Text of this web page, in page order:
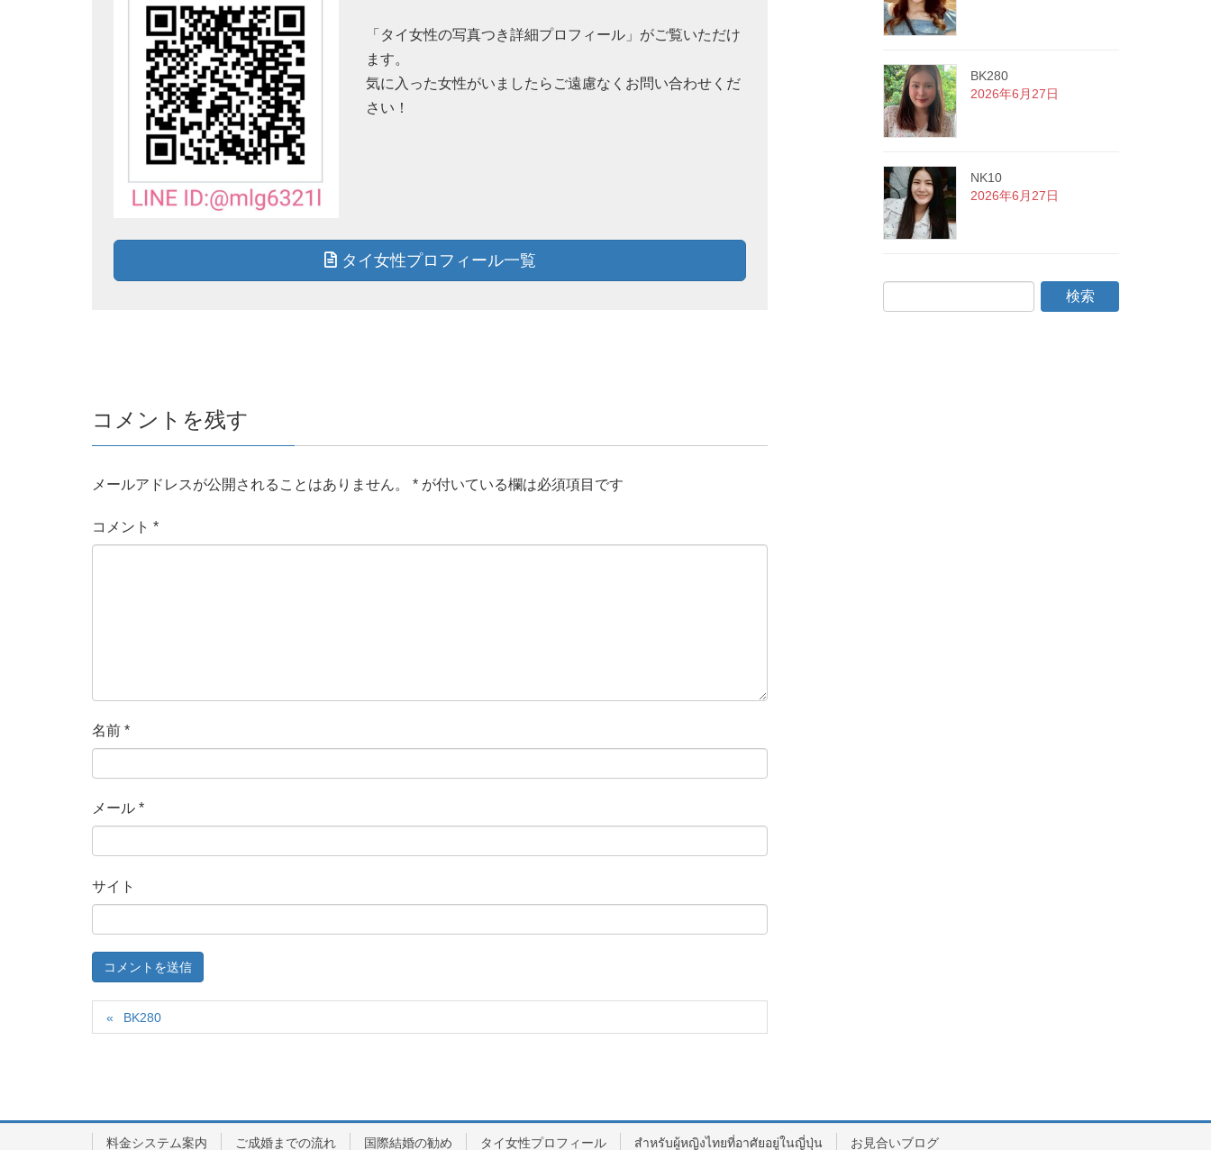
「タイ女性の写真つき詳細プロフィール」がご覧いただけ
ます。
気に入った女性がいましたらご遠慮なくお問い合わせくだ
さい！
タイ女性プロフィール一覧
コメントを残す
メールアドレスが公開されることはありません。 * が付いている欄は必須項目です
コメント *
名前 *
メール *
サイト
BK280
BK280
2026年6月27日
NK10
2026年6月27日
料金システム案内 ご成婚までの流れ 国際結婚の勧め タイ女性プロフィール สำหรับผู้หญิงไทยที่อาศัยอยู่ในญี่ปุ่น お見合いブログ